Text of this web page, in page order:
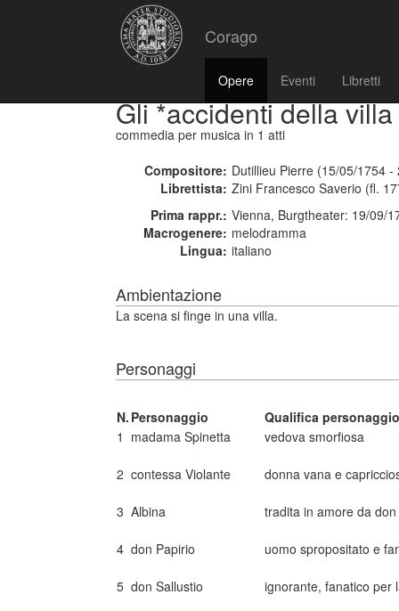
Corago
Opere Eventi Libretti
Gli *accidenti della villa
commedia per musica in 1 atti
Compositore: Dutillieu Pierre (15/05/1754 -
Librettista: Zini Francesco Saverio (fl.
Prima rappr.: Vienna, Burgtheater: 19/09/
Macrogenere: melodramma
Lingua: italiano
Ambientazione
La scena si finge in una villa.
Personaggi
N. Personaggio
Qualifica personaggio
1 madama Spinetta vedova smorfiosa
2 contessa Violante donna vana e
3 Albina tradita in amore da
4 don Papirio uomo spropositato e
5 don Sallustio ignorante, fanatico per